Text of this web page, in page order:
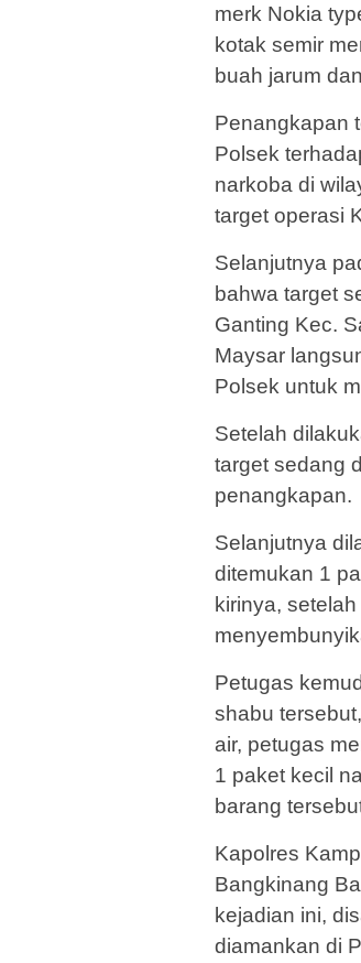
merk Nokia
kotak semir
buah jarum
Penangkapan
Polsek
narkoba di
target operasi
Selanjutnya
bahwa target
Ganting Kec.
Maysar
Polsek untuk
Setelah
target sedang
penangkapan.
Selanjutnya
ditemukan 1
kirinya,
Petugas
shabu
air, petugas
1 paket kecil
barang
Kapolres
Bangkinang
kejadian ini,
diamankan di